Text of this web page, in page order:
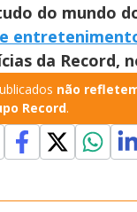
do mundo
da Record,
não
Record.